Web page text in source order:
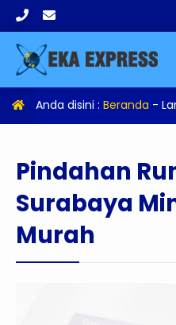
Anda disini : Beranda -
Pindahan
Surabaya
Murah